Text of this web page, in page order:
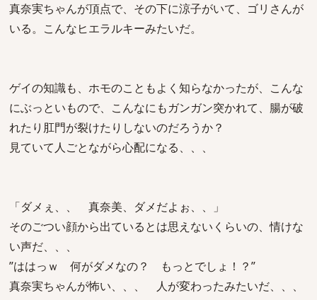
真奈実ちゃんが頂点で、その下に涼子がいて、ゴリさんが
いる。こんなヒエラルキーみたいだ。
ゲイの知識も、ホモのこともよく知らなかったが、こんな
にぶっといもので、こんなにもガンガン突かれて、腸が破
れたり肛門が裂けたりしないのだろうか？
見ていて人ごとながら心配になる、、、
「ダメぇ、、 真奈美、ダメだよぉ、、」
そのごつい顔から出ているとは思えないくらいの、情けな
い声だ、、、
”ははっｗ 何がダメなの？ もっとでしょ！？”
真奈実ちゃんが怖い、、、 人が変わったみたいだ、、、